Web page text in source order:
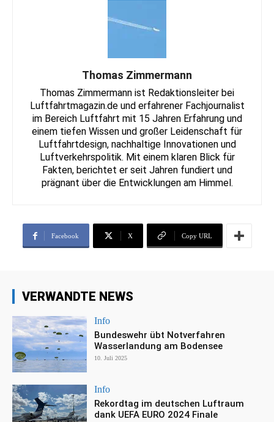
Thomas Zimmermann
Thomas Zimmermann ist Redaktionsleiter bei
Luftfahrtmagazin.de und erfahrener Fachjournalist
im Bereich Luftfahrt mit 15 Jahren Erfahrung und
einem tiefen Wissen und großer Leidenschaft für
Luftfahrtdesign, nachhaltige Innovationen und
Luftverkehrspolitik. Mit einem klaren Blick für
Fakten, berichtet er seit Jahren fundiert und
prägnant über die Entwicklungen am Himmel.
Facebook X Copy URL
VERWANDTE NEWS
Info
Bundeswehr übt Notverfahren
Wasserlandung am Bodensee
10. Juli 2025
Info
Rekordtag im deutschen Luftraum
dank UEFA EURO 2024 Finale